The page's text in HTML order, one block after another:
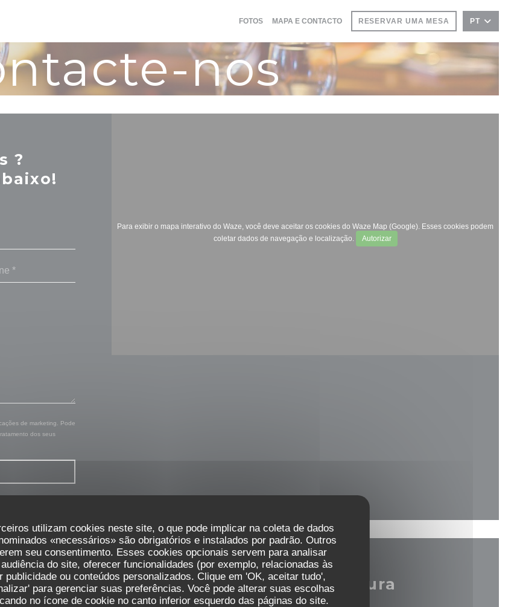
utilizam cookies neste site, o que pode implicar na coleta de dados
«necessários» são obrigatórios e instalados por padrão. Outros
seu consentimento. Esses cookies opcionais servem para analisar
do site, oferecer funcionalidades (por exemplo, relacionadas às
publicidade ou conteúdos personalizados. Clique em 'OK, aceitar tudo',
para gerenciar suas preferências. Você pode alterar suas escolhas
no ícone de cookie no canto inferior esquerdo das páginas do site.
FOTOS MAPA E CONTACTO RESERVAR UMA MESA PT
nos
?
de marketing. Pode
dos seus
Para exibir o mapa interativo do Waze, você deve aceitar os cookies do Waze Map (Google). Esses cookies podem
coletar dados de navegação e localização.
Autorizar
Horário de abertura